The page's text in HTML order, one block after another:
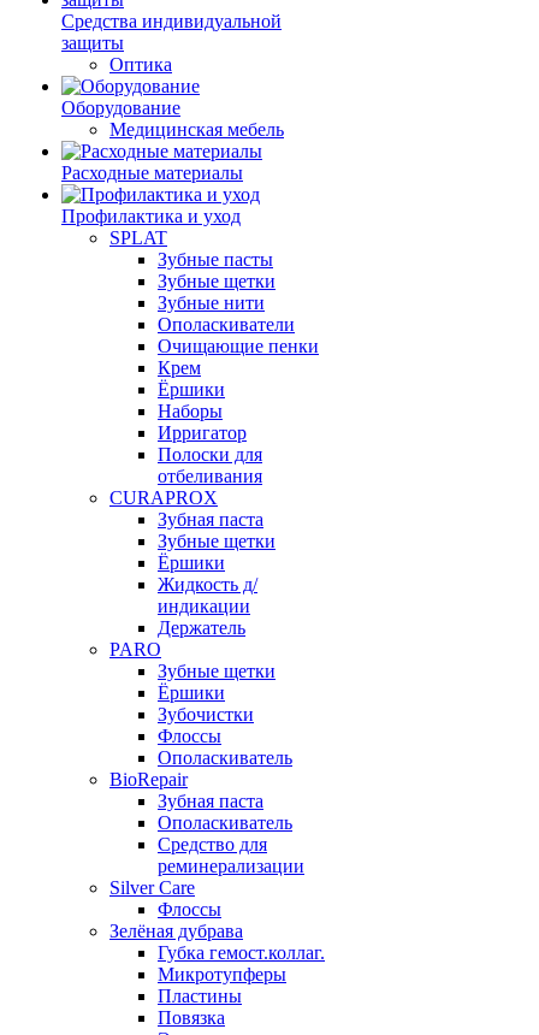
Средства индивидуальной
защиты
Оптика
Оборудование
Медицинская мебель
Расходные материалы
Профилактика и уход
SPLAT
Зубные пасты
Зубные щетки
Зубные нити
Ополаскиватели
Очищающие пенки
Крем
Ёршики
Наборы
Ирригатор
Полоски для
отбеливания
CURAPROX
Зубная паста
Зубные щетки
Ёршики
Жидкость д/
индикации
Держатель
PARO
Зубные щетки
Ёршики
Зубочистки
Флоссы
Ополаскиватель
BioRepair
Зубная паста
Ополаскиватель
Средство для
реминерализации
Silver Care
Флоссы
Зелёная дубрава
Губка гемост.коллаг.
Микротупферы
Пластины
Повязка